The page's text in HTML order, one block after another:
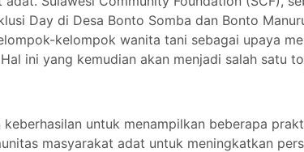
Day di Desa Bonto Somba dan Bonto
kelompok wanita tani sebagai upaya
ini yang kemudian akan menjadi salah satu
keberhasilan untuk menampilkan beberapa
masyarakat adat untuk meningkatkan